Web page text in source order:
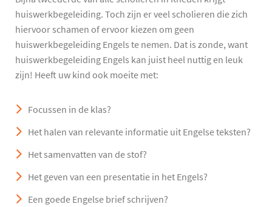
huiswerkbegeleiding. Toch zijn er veel scholieren die zich
hiervoor schamen of ervoor kiezen om geen
huiswerkbegeleiding Engels te nemen. Dat is zonde, want
huiswerkbegeleiding Engels kan juist heel nuttig en leuk
zijn! Heeft uw kind ook moeite met:
Focussen in de klas?
Het halen van relevante informatie uit Engelse teksten?
Het samenvatten van de stof?
Het geven van een presentatie in het Engels?
Een goede Engelse brief schrijven?